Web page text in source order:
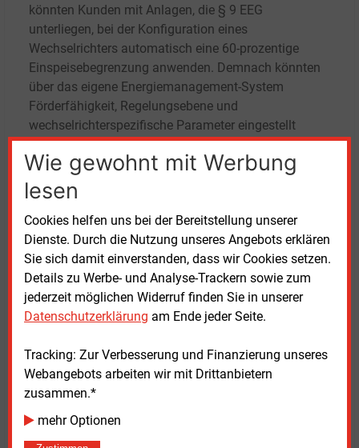
Wie gewohnt mit Werbung
lesen
Cookies helfen uns bei der Bereitstellung unserer
Dienste. Durch die Nutzung unseres Angebots erklären
Sie sich damit einverstanden, dass wir Cookies setzen.
Details zu Werbe- und Analyse-Trackern sowie zum
jederzeit möglichen Widerruf finden Sie in unserer
Datenschutzerklärung am Ende jeder Seite.
Tracking: Zur Verbesserung und Finanzierung unseres
Webangebots arbeiten wir mit Drittanbietern
zusammen.*
mehr Optionen
könnten Kunden mit Anlagen, die § 9 EEG
unterliegen, bei der Konfiguration eines
Wechselrichters automatisch eine 60-prozentige
Einspeisebegrenzung anwenden. Demnach könnten
über das eigene Energiemanagement-System
Förderfähigkeit, Regelungsebene und
wechselrichterspezifische Parameter eingestellt
werden, wirbt die Eon-Tochter für ihre Plattform mit
dem Namen „Xenon“.
Mit der Umsetzung des §14a EnWG zur Integration
steuerbarer Verbrauchseinrichtungen ist auch die
Anforderungen verbunden, Einspeisung und
Entnahme aus dem Netz dynamisch zu variieren. In
einer Festlegung zur Ausgestaltung von §14a EnWG
hat die Bundesnetzagentur allerdings erklärt, dass
eine Mindestbezugsleistung von 4,2 kW jederzeit
Gridxals nächstes Produktmerkmal einführen.
Dienstag, 22.07.2025, 16:17 Uhr
Fritz Wilhelm